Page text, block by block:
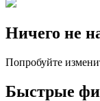
Ничего не
Попробуйте
Быстрые